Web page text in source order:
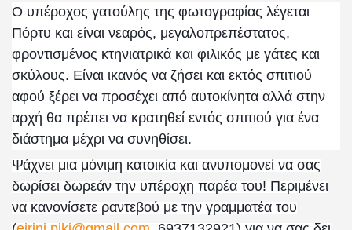
Ο υπέροχος γατούλης της φωτογραφίας λέγεται
Πόρτυ και είναι νεαρός, μεγαλοπρεπέστατος,
φροντισμένος κτηνιατρικά και φιλικός με γάτες και
σκύλους. Είναι ικανός να ζήσει και εκτός σπιτιού
αφού ξέρει να προσέχει από αυτοκίνητα αλλά στην
αρχή θα πρέπει να κρατηθεί εντός σπιτιού για ένα
διάστημα μέχρι να συνηθίσει.
Ψάχνει μια μόνιμη κατοικία και ανυπομονεί να σας
δωρίσει δωρεάν την υπέροχη παρέα του! Περιμένει
να κανονίσετε ραντεβού με την γραμματέα του